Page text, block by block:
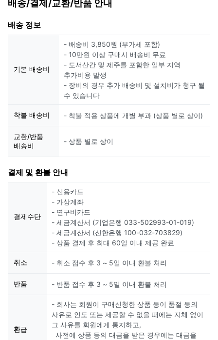
배송/결제/교환/반품 안내
배송 정보
기본 배송비
- 배송비 3,850원 (부가세 포함)
- 10만원 이상 구매시 배송비 무료
- 도서산간 및 제주를 포함한 일부 지역
추가비용 발생
- 장비의 경우 추가 배송비 및 설치비가 청구 될
수 있습니다
착불 배송비 - 착불 적용 상품에 개별 부과 (상품 별로 상이)
교환/반품
배송비
- 상품 별로 상이
결제 및 환불 안내
결제수단
- 신용카드
- 가상계좌
- 연구비카드
- 세금계산서 (기업은행 033-502993-01-019)
- 세금계산서 (신한은행 100-032-703829)
- 상품 결제 후 최대 60일 이내 제공 완료
취소 - 취소 접수 후 3 ~ 5일 이내 환불 처리
반품 - 반품 접수 후 3 ~ 5일 이내 환불 처리
환급
- 회사는 회원이 구매신청한 상품 등이 품절 등의
사유로 인도 또는 제공할 수 없을 때에는 지체 없이
그 사유를 회원에게 통지하고,
사전에 상품 등의 대금을 받은 경우에는 대금을